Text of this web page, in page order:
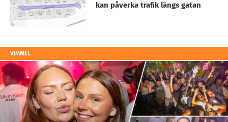
kan påverka trafik längs gatan
VIMMEL